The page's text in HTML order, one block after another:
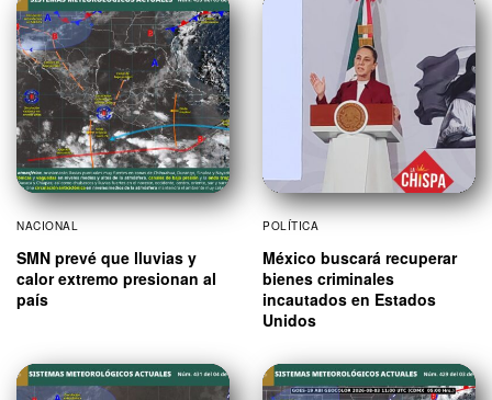
NACIONAL
SMN prevé que lluvias y
calor extremo presionan al
país
POLÍTICA
México buscará recuperar
bienes criminales
incautados en Estados
Unidos